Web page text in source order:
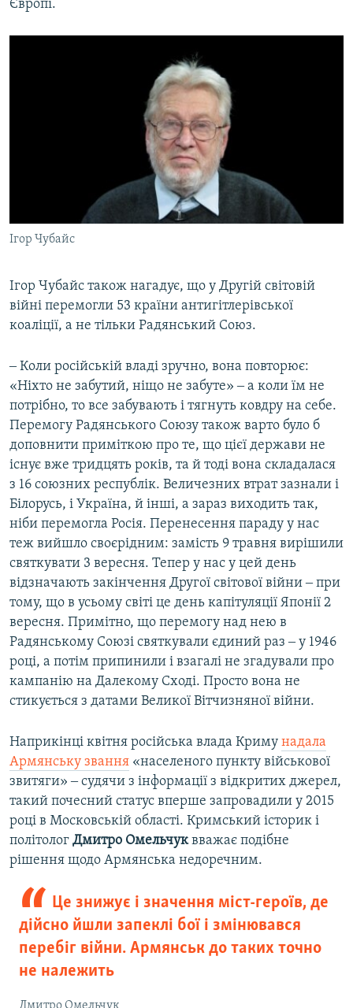
Європі.
Ігор Чубайс
Ігор Чубайс також нагадує, що у Другій світовій
війні перемогли 53 країни антигітлерівської
коаліції, а не тільки Радянський Союз.
‒ Коли російській владі зручно, вона повторює:
«Ніхто не забутий, ніщо не забуте» ‒ а коли їм не
потрібно, то все забувають і тягнуть ковдру на себе.
Перемогу Радянського Союзу також варто було б
доповнити приміткою про те, що цієї держави не
існує вже тридцять років, та й тоді вона складалася
з 16 союзних республік. Величезних втрат зазнали і
Білорусь, і Україна, й інші, а зараз виходить так,
ніби перемогла Росія. Перенесення параду у нас
теж вийшло своєрідним: замість 9 травня вирішили
святкувати 3 вересня. Тепер у нас у цей день
відзначають закінчення Другої світової війни ‒ при
тому, що в усьому світі це день капітуляції Японії 2
вересня. Примітно, що перемогу над нею в
Радянському Союзі святкували єдиний раз ‒ у 1946
році, а потім припинили і взагалі не згадували про
кампанію на Далекому Сході. Просто вона не
стикується з датами Великої Вітчизняної війни.
Наприкінці квітня російська влада Криму надала
Армянську звання «населеного пункту військової
звитяги» ‒ судячи з інформації з відкритих джерел,
такий почесний статус вперше запровадили у 2015
році в Московській області. Кримський історик і
політолог Дмитро Омельчуквважає подібне
рішення щодо Армянська недоречним.
Це знижує і значення міст-героїв, де
дійсно йшли запеклі бої і змінювався
перебіг війни. Армянськ до таких точно
не належить